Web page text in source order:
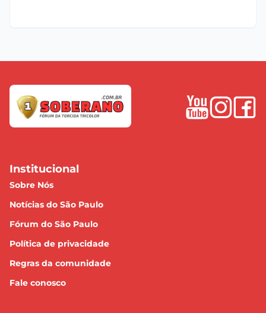
Institucional
Sobre Nós
Notícias do São Paulo
Fórum do São Paulo
Política de privacidade
Regras da comunidade
Fale conosco